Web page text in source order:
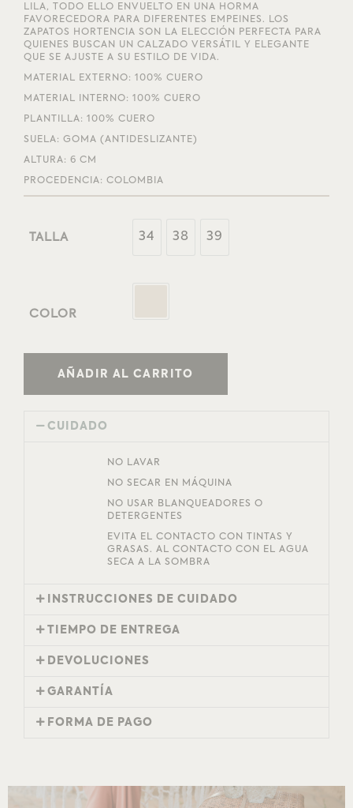
LILA, TODO ELLO ENVUELTO EN UNA HORMA
FAVORECEDORA PARA DIFERENTES EMPEINES. LOS
ZAPATOS HORTENCIA SON LA ELECCIÓN PERFECTA PARA
QUIENES BUSCAN UN CALZADO VERSÁTIL Y ELEGANTE
QUE SE AJUSTE A SU ESTILO DE VIDA.
MATERIAL EXTERNO: 100% CUERO
MATERIAL INTERNO: 100% CUERO
PLANTILLA: 100% CUERO
SUELA: GOMA (ANTIDESLIZANTE)
ALTURA: 6 CM
PROCEDENCIA: COLOMBIA
TALLA 34 38 39
COLOR
AÑADIR AL CARRITO
CUIDADO
NO LAVAR
NO SECAR EN MÁQUINA
NO USAR BLANQUEADORES O
DETERGENTES
EVITA EL CONTACTO CON TINTAS Y
GRASAS. AL CONTACTO CON EL AGUA
SECA A LA SOMBRA
INSTRUCCIONES DE CUIDADO
TIEMPO DE ENTREGA
DEVOLUCIONES
GARANTÍA
FORMA DE PAGO